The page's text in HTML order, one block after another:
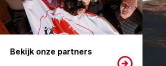
Bekijk onze partners